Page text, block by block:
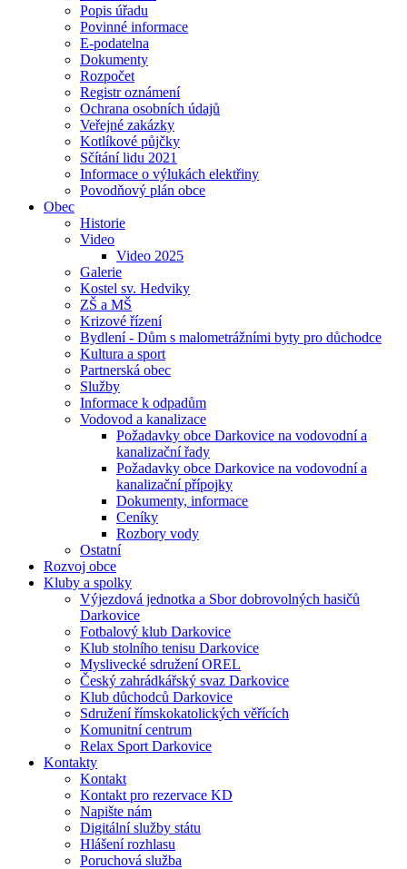
Popis úřadu
Povinné informace
E-podatelna
Dokumenty
Rozpočet
Registr oznámení
Ochrana osobních údajů
Veřejné zakázky
Kotlíkové půjčky
Sčítání lidu 2021
Informace o výlukách elektřiny
Povodňový plán obce
Obec
Historie
Video
Video 2025
Galerie
Kostel sv. Hedviky
ZŠ a MŠ
Krizové řízení
Bydlení - Dům s malometrážními byty pro důchodce
Kultura a sport
Partnerská obec
Služby
Informace k odpadům
Vodovod a kanalizace
Požadavky obce Darkovice na vodovodní a
kanalizační řady
Požadavky obce Darkovice na vodovodní a
kanalizační přípojky
Dokumenty, informace
Ceníky
Rozbory vody
Ostatní
Rozvoj obce
Kluby a spolky
Výjezdová jednotka a Sbor dobrovolných hasičů
Darkovice
Fotbalový klub Darkovice
Klub stolního tenisu Darkovice
Myslivecké sdružení OREL
Český zahrádkářský svaz Darkovice
Klub důchodců Darkovice
Sdružení římskokatolických věřících
Komunitní centrum
Relax Sport Darkovice
Kontakty
Kontakt
Kontakt pro rezervace KD
Napište nám
Digitální služby státu
Hlášení rozhlasu
Poruchová služba